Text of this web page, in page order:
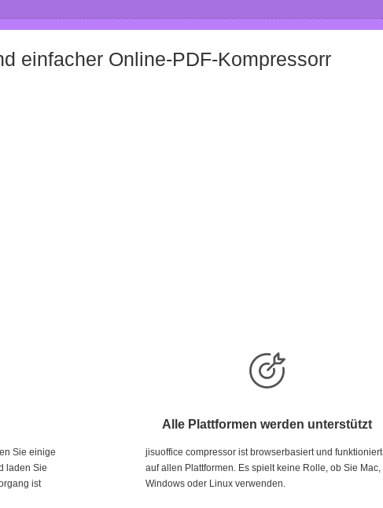
einfacher Online-PDF-Kompressorr
Sie einige
laden Sie
ist
Alle Plattformen werden unterstützt
jisuoffice compressor ist browserbasiert und funktioniert
auf allen Plattformen. Es spielt keine Rolle, ob Sie Mac,
Windows oder Linux verwenden.